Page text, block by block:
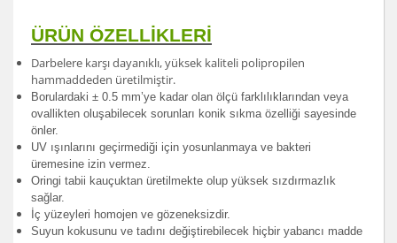
ÜRÜN ÖZELLİKLERİ
Darbelere karşı dayanıklı, yüksek kaliteli polipropilen
hammaddeden üretilmiştir.
Borulardaki ± 0.5 mm’ye kadar olan ölçü farklılıklarından veya
ovallikten oluşabilecek sorunları konik sıkma özelliği sayesinde
önler.
UV ışınlarını geçirmediği için yosunlanmaya ve bakteri
üremesine izin vermez.
Oringi tabii kauçuktan üretilmekte olup yüksek sızdırmazlık
sağlar.
İç yüzeyleri homojen ve gözeneksizdir.
Suyun kokusunu ve tadını değiştirebilecek hiçbir yabancı madde